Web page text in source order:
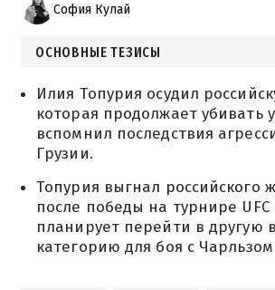
София Кулай
ОСНОВНЫЕ ТЕЗИСЫ
Илия Топурия осудил
которая продолжает убивать
вспомнил последствия
Грузии.
Топурия выгнал российского
после победы на турнире UFC
планирует перейти в другую
категорию для боя с